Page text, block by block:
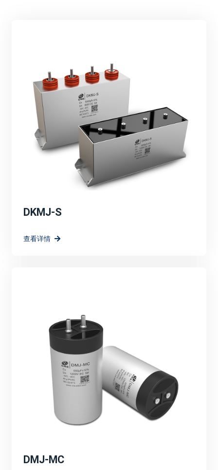
定制化解决方案：
针对光伏、风电等新能源应用场景，宸瑞科技可能提供了
定制化的薄膜电容器解决方案。这些解决方案充分考虑了
新能源系统的特殊需求，如高电压、大电流、宽温度范围
等，确保了电容器在复杂环境下的稳定运行。
高效能与环保：
强调宸瑞科技的薄膜电容器在提升系统效率方面的作用，
如降低能量损耗、提高电能转换效率等。同时，也突出产
宸瑞科技在薄膜电容器领域的长远规划和愿景，包括持续
宸瑞科技积极响应全球能源转型和碳中和目标，致力于推
动绿色能源的发展。公司将继续秉承可持续发展的理念，
为客户提供更加环保、高效的能源解决方案，为地球环境
贡献一份力量。
深圳PCIM展会的成功举办不仅为宸瑞科技提供了一个
展示自身实力和品牌形象的重要平台，更为公司未来的发
展注入了新的活力和机遇。宸瑞科技将以此次展会为契
机，不断创新进取，为全球绿色能源事业贡献更多力量。
DKMJ-S
查看详情
DMJ-MC